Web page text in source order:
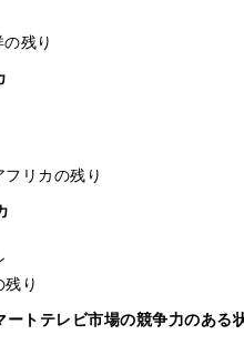
残り
リカの残り
り
ートテレビ市場の競争力のある